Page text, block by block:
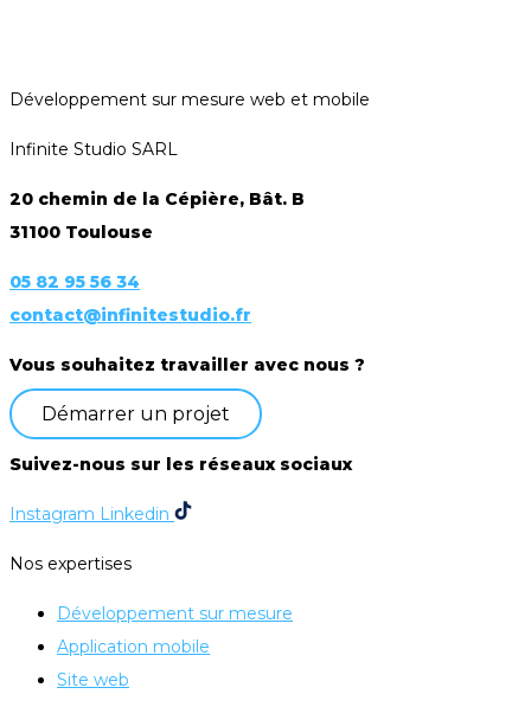
Développement sur mesure web et mobile
Infinite Studio SARL
20 chemin de la Cépière, Bât. B
31100 Toulouse
05 82 95 56 34
contact@infinitestudio.fr
Vous souhaitez travailler avec nous ?
Démarrer un projet
Suivez-nous sur les réseaux sociaux
Instagram Linkedin
Nos expertises
Développement sur mesure
Application mobile
Site web